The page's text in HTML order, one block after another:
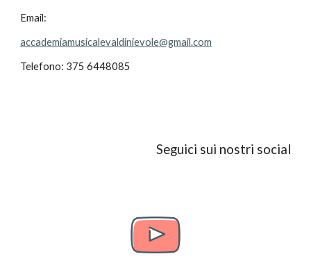
Email:
accademiamusicalevaldinievole@gmail.com
Telefono: 375 6448085
Seguici sui nostri social